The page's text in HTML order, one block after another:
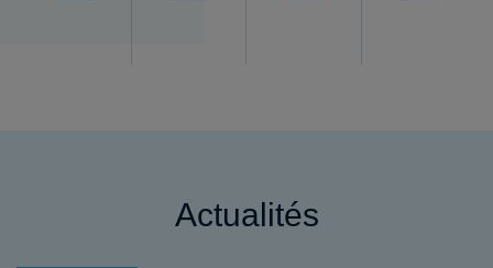
Actualités